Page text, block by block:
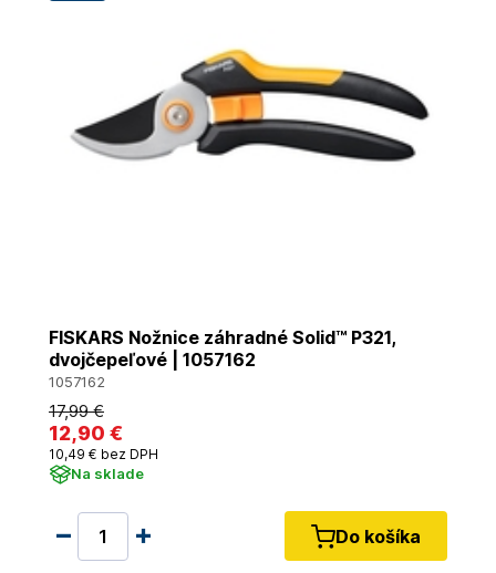
FISKARS Nožnice záhradné Solid™ P321,
dvojčepeľové | 1057162
1057162
17,99 €
12,90 €
10,49 € bez DPH
Na sklade
Do košíka